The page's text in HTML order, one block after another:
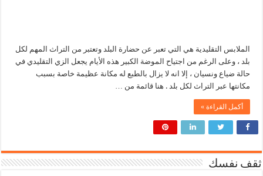
الملابس التقليدية هي التي تعبر عن حضارة البلد وتعتبر من التراث المهم لكل
بلد ، وعلى الرغم من اجتياح الموضة الكبير هذه الأيام يجعل الزي التقليدي في
حالة ضياع ونسيان ، إلا انه لا يزال بالطبع له مكانة عظيمة خاصة بسبب
مكانتها عبر التراث لكل بلد . هنا قائمة من …
أكمل القراءة »
ثقف نفسك